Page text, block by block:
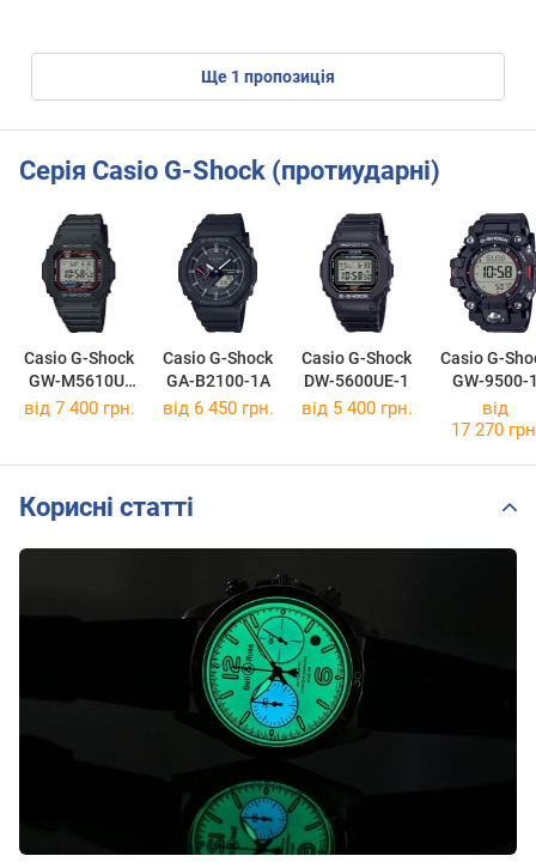
ще 1 пропозиція
Серія Casio G-Shock (протиударні)
Casio G-Shock
GW-M5610U-
1E
Casio G-Shock
GA-B2100-1A
Casio G-Shock
DW-5600UE-1
Casio G-
GW-9500-
від 7 400 грн. від 6 450 грн. від 5 400 грн.
від
17 270
Корисні статті